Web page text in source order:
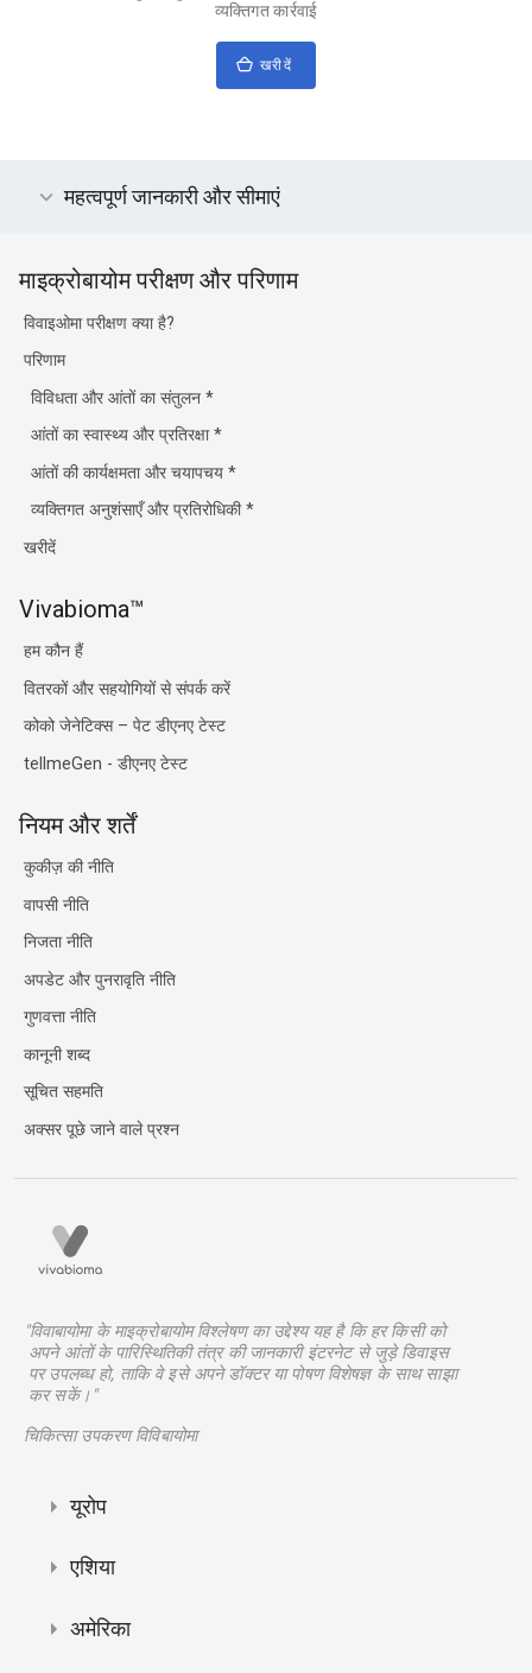
व्यक्तिगत कार्रवाई
खरीदें
महत्वपूर्ण जानकारी और सीमाएं
माइक्रोबायोम परीक्षण और परिणाम
विवाइओमा परीक्षण क्या है?
परिणाम
विविधता और आंतों का संतुलन*
आंतों का स्वास्थ्य और प्रतिरक्षा*
आंतों की कार्यक्षमता और चयापचय*
व्यक्तिगत अनुशंसाएँ और प्रतिरोधिकी*
खरीदें
Vivabioma™
हम कौन हैं
वितरकों और सहयोगियों से संपर्क करें
कोको जेनेटिक्स – पेट डीएनए टेस्ट
tellmeGen - डीएनए टेस्ट
नियम और शर्तें
कुकीज़ की नीति
वापसी नीति
निजता नीति
अपडेट और पुनरावृति नीति
गुणवत्ता नीति
कानूनी शब्द
सूचित सहमति
अक्सर पूछे जाने वाले प्रश्न
"विवाबायोमा के माइक्रोबायोम विश्लेषण का उद्देश्य यह है कि हर किसी को
अपने आंतों के पारिस्थितिकी तंत्र की जानकारी इंटरनेट से जुड़े डिवाइस
पर उपलब्ध हो, ताकि वे इसे अपने डॉक्टर या पोषण विशेषज्ञ के साथ साझा
कर सकें।"
चिकित्सा उपकरण विविबायोमा
यूरोप
एशिया
अमेरिका